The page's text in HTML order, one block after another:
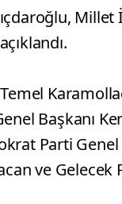
Başkanı
Parti
ve